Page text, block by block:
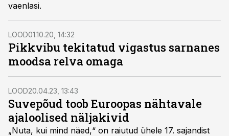
vaenlasi.
LOOD01.10.20, 14:32
Pikkvibu tekitatud vigastus sarnanes
moodsa relva omaga
LOOD20.04.23, 13:43
Suvepõud toob Euroopas nähtavale
ajaloolised näljakivid
„Nuta, kui mind näed,“ on raiutud ühele 17. sajandist